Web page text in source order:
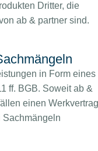
Dritter, die
ab & partner sind.
in Form eines
ff. BGB. Soweit ab &
einen Werkvertrag
Sachmängeln